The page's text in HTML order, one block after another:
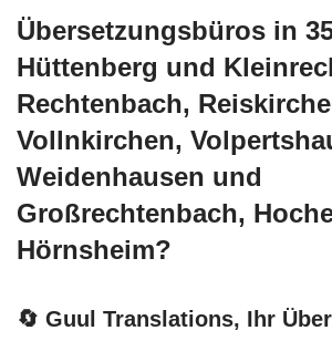
Übersetzungsbüros in
Hüttenberg und
Rechtenbach,
Vollnkirchen,
Weidenhausen und
Großrechtenbach,
Hörnsheim?
🔄 Guul Translations, Ihr